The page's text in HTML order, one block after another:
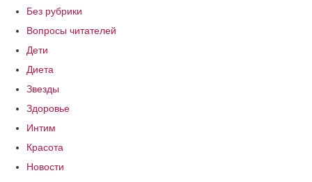
Без рубрики
Вопросы читателей
Дети
Диета
Звезды
Здоровье
Интим
Красота
Новости